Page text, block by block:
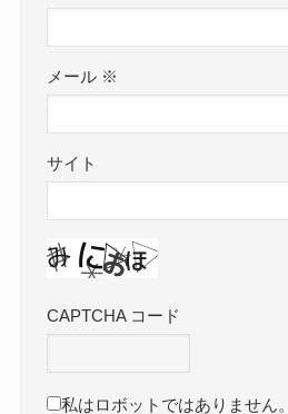
メール ※
サイト
CAPTCHA コード
私はロボットではありません。